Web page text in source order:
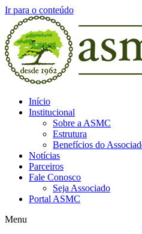
Ir para o conteúdo
Início
Institucional
Sobre a ASMC
Estrutura
Benefícios do
Notícias
Parceiros
Fale Conosco
Seja Associado
Portal ASMC
Menu